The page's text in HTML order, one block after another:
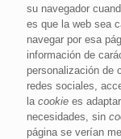
su navegador
es que la web sea
navegar por esa
información de
personalización de
redes sociales,
la cookie es
necesidades, sin
página se verían